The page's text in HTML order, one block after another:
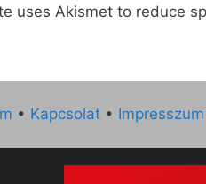
uses Akismet to reduce
• Kapcsolat • Impresszum